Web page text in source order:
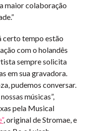
maior colaboração
certo tempo estão
com o holandês
sempre solicita
em sua gravadora.
pudemos conversar.
músicas”,
pela Musical
, original de Stromae, e